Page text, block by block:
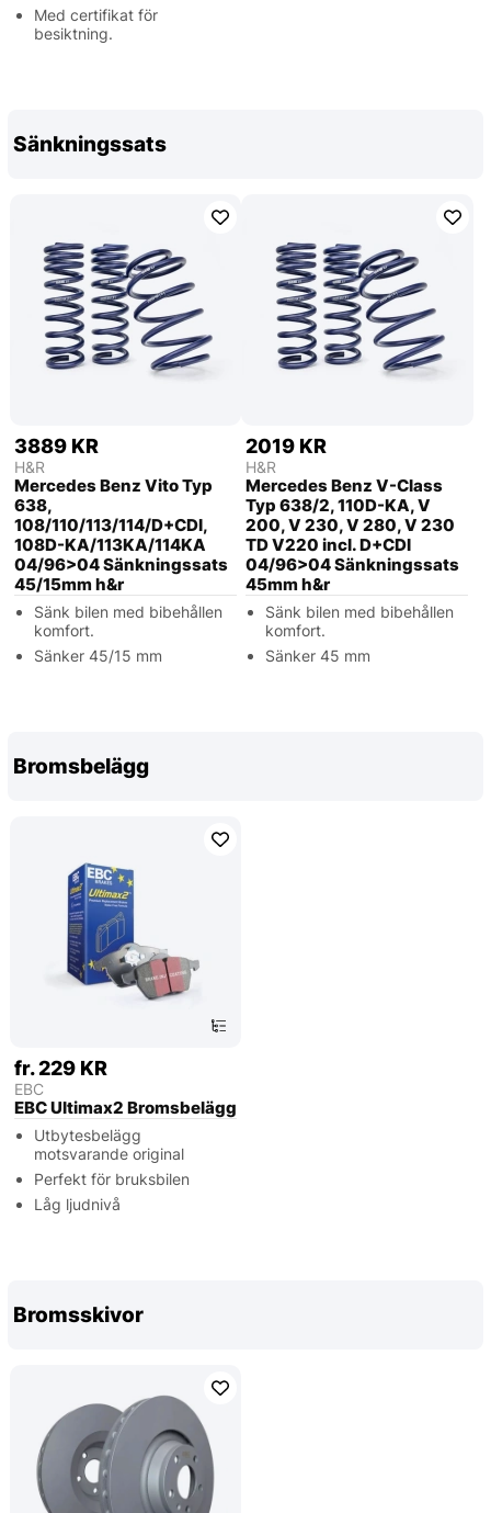
Med certifikat för
besiktning.
Sänkningssats
3889 KR
H&R
Mercedes Benz Vito Typ
638,
108/110/113/114/D+CDI,
108D-KA/113KA/114KA
04/96>04 Sänkningssats
45/15mm h&r
Sänk bilen med bibehållen
komfort.
Sänker 45/15 mm
2019 KR
H&R
Mercedes Benz V-Class
Typ 638/2, 110D-KA, V
200, V 230, V 280, V 230
TD V220 incl. D+CDI
04/96>04 Sänkningssats
45mm h&r
Sänk bilen med bibehållen
komfort.
Sänker 45 mm
Bromsbelägg
fr. 229 KR
EBC
EBC Ultimax2 Bromsbelägg
Utbytesbelägg
motsvarande original
Perfekt för bruksbilen
Låg ljudnivå
Bromsskivor